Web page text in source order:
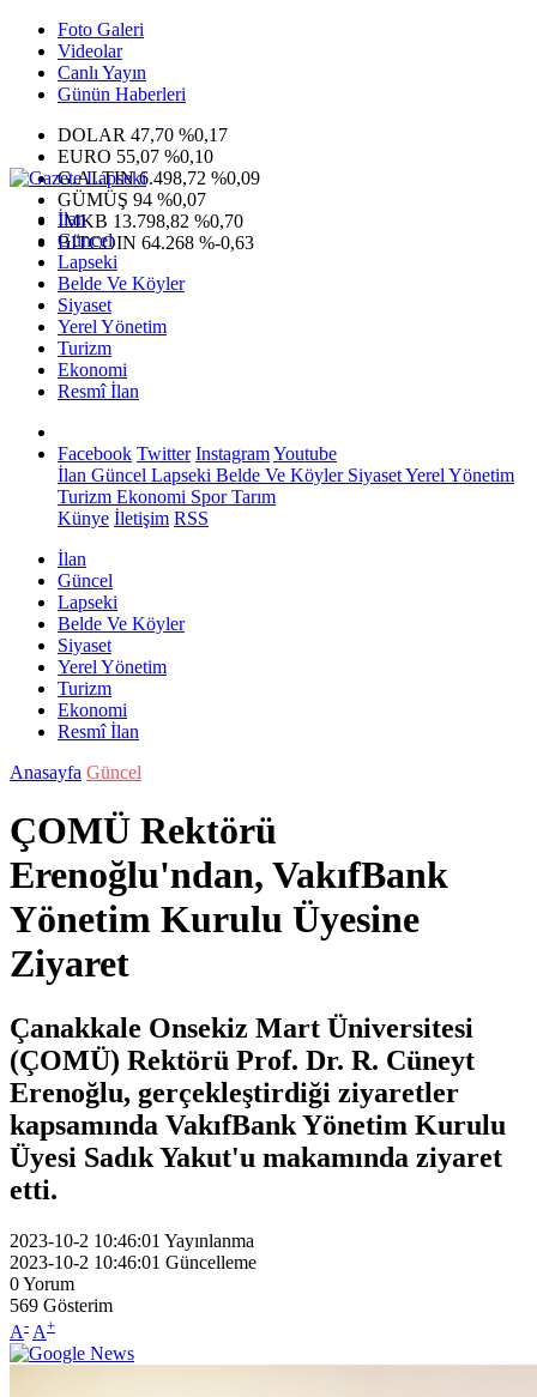
Foto Galeri
Videolar
Canlı Yayın
Günün Haberleri
DOLAR 47,70 %0,17
EURO 55,07 %0,10
G.ALTIN6.498,72 %0,09
GÜMÜŞ 94 %0,07
IMKB 13.798,82 %0,70
BITCOIN 64.268 %-0,63
İlan
Güncel
Lapseki
Belde Ve Köyler
Siyaset
Yerel Yönetim
Turizm
Ekonomi
Resmî İlan
Facebook Twitter InstagramYoutube
İlan Güncel Lapseki Belde Ve KöylerSiyasetYerel Yönetim
Turizm Ekonomi SporTarım
Künye İletişim RSS
İlan
Güncel
Lapseki
Belde Ve Köyler
Siyaset
Yerel Yönetim
Turizm
Ekonomi
Resmî İlan
Anasayfa Güncel
ÇOMÜ Rektörü
Erenoğlu'ndan, VakıfBank
Yönetim Kurulu Üyesine
Ziyaret
Çanakkale Onsekiz Mart Üniversitesi
(ÇOMÜ) Rektörü Prof. Dr. R. Cüneyt
Erenoğlu, gerçekleştirdiği ziyaretler
kapsamında VakıfBank Yönetim Kurulu
Üyesi Sadık Yakut'u makamında ziyaret
etti.
2023-10-2 10:46:01 Yayınlanma
2023-10-2 10:46:01 Güncelleme
0Yorum
569 Gösterim
A- A+